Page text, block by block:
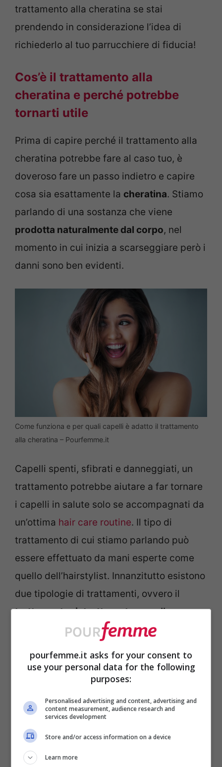
trattamento alla cheratina se stai
prendendo in considerazione l’idea di
richiederlo al tuo parrucchiere di fiducia!
Cos’è il trattamento alla
cheratina e perché potrebbe
tornarti utile
Prima di capire perché il trattamento alla
cheratina potrebbe fare al caso tuo, è
doveroso fare un passo indietro e capire
cosa sia esattamente la cheratina. Stiamo
parlando di una sostanza che viene
prodotta naturalmente dal corpo, nel
momento in cui inizia a scarseggiare però i
danni sono ben evidenti.
Come funziona e per quali capelli è adatto il trattamento
alla cheratina – Pourfemme.it
Capelli spenti, sfibrati e danneggiati, un
trattamento potrebbe aiutare a far tornare
i capelli in salute solo se accompagnati da
un’ottima hair care routine. Il tipo di
trattamento di cui stiamo parlando può
essere effettuato da mani esperte come
quello dell’hairstylist. Innanzitutto esistono
due tipologie di trattamenti, ovvero il
trattamento ristrutturante e quello
Il primo serve per riparare icapelli
senza toccare però la loro
forma naturale, quindi può essere
effettuata anche su unachioma riccia
quanto risulterà più luminosa, meno crespa
e i ricci saranno sicuramente molto più
pourfemme.it asks for your consent to
use your personal data for the following
purposes:
Personalised advertising and content, advertising and
content measurement, audience research and
services development
Store and/or access information on a device
Learn more